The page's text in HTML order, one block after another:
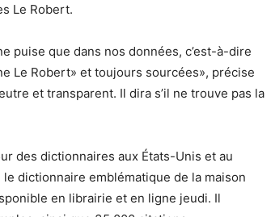
Le Robert.
puise que dans nos données, c’est-à-dire
Le Robert» et toujours sourcées», précise
et transparent. Il dira s’il ne trouve pas la
des dictionnaires aux États-Unis et au
dictionnaire emblématique de la maison
en librairie et en ligne jeudi. Il